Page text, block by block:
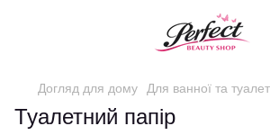
Догляд для дому Для ванної та
Туалетний папір